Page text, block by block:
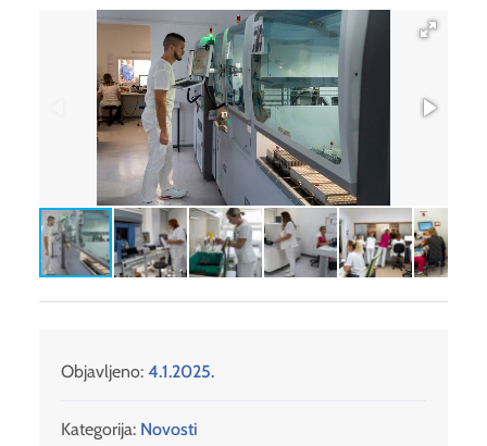
Objavljeno: 4.1.2025.
Kategorija: Novosti